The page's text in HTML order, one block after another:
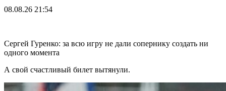
08.08.26 21:54
Сергей Гуренко: за всю игру не дали сопернику создать ни
одного момента
А свой счастливый билет вытянули.